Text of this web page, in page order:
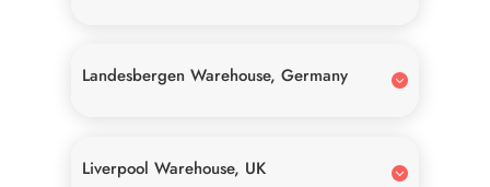
Landesbergen Warehouse, Germany
Liverpool Warehouse, UK